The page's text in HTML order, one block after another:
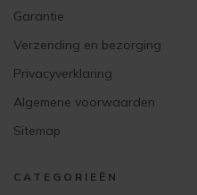
Garantie
Verzending en bezorging
Privacyverklaring
Algemene voorwaarden
Sitemap
CATEGORIEËN